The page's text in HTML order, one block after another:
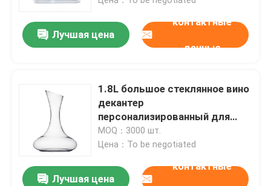
Лучшая цена
контактные
данные
1.8L большое стеклянное вино
декантер
персонализированный для
дома
MOQ：3000 шт.
Цена：To be negotiated
Лучшая цена
контактные